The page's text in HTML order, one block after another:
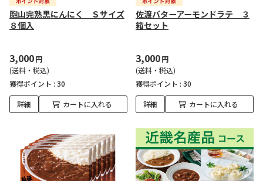
胞山完熟黒にんにく Ｓサイズ
８個入
3,000円
(送料・税込)
獲得ポイント : 30
詳細 カートに入れる
佐渡バターアーモンドラテ ３
箱セット
3,000円
(送料・税込)
獲得ポイント : 30
詳細 カートに入れる